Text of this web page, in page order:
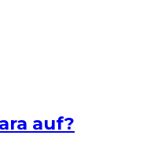
auf?